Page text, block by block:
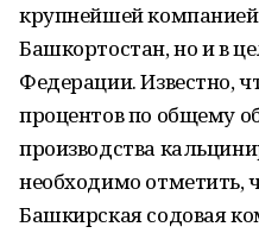
крупнейшей компанией
Башкортостан, но и в
Федерации. Известно,
процентов по общему
производства
необходимо отметить,
Башкирская содовая